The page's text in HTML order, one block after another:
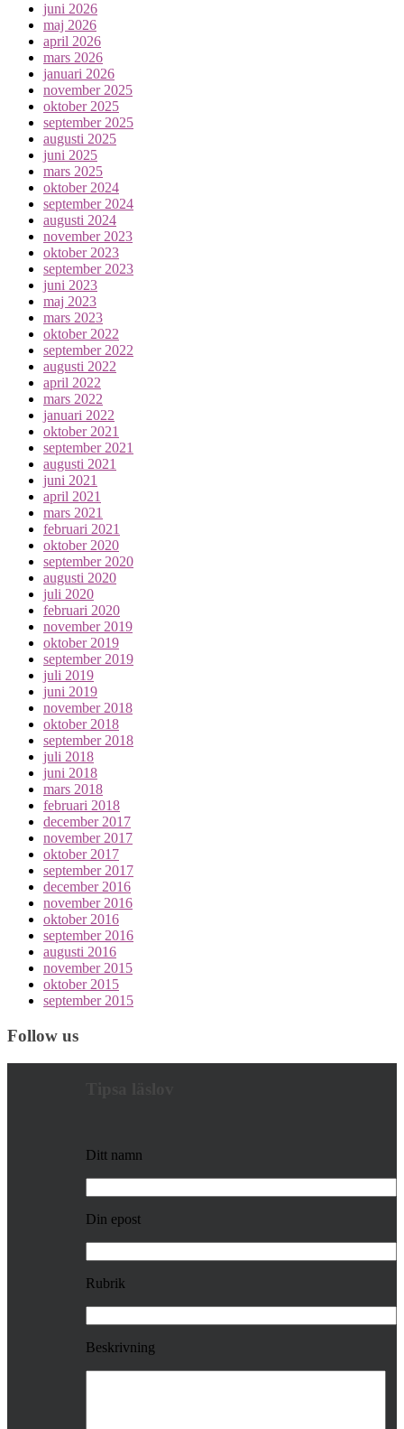
juni 2026
maj 2026
april 2026
mars 2026
januari 2026
november 2025
oktober 2025
september 2025
augusti 2025
juni 2025
mars 2025
oktober 2024
september 2024
augusti 2024
november 2023
oktober 2023
september 2023
juni 2023
maj 2023
mars 2023
oktober 2022
september 2022
augusti 2022
april 2022
mars 2022
januari 2022
oktober 2021
september 2021
augusti 2021
juni 2021
april 2021
mars 2021
februari 2021
oktober 2020
september 2020
augusti 2020
juli 2020
februari 2020
november 2019
oktober 2019
september 2019
juli 2019
juni 2019
november 2018
oktober 2018
september 2018
juli 2018
juni 2018
mars 2018
februari 2018
december 2017
november 2017
oktober 2017
september 2017
december 2016
november 2016
oktober 2016
september 2016
augusti 2016
november 2015
oktober 2015
september 2015
Follow us
Ditt namn
Din epost
Rubrik
Beskrivning